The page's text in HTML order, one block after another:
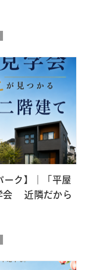
ーク】｜「平屋
会 近隣だから